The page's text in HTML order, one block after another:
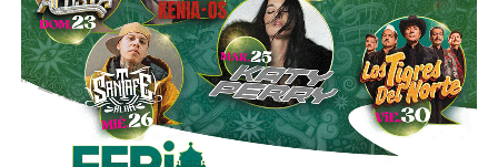
viales municipales que no anunciaron a tiempo el tope
y no colocaron la señal hasta que ya estaba listo el muro
de los tormentos.
Sigue existiendo tardanza por parte de estas mismas
autoridades pararepintar o rescatar las señales que